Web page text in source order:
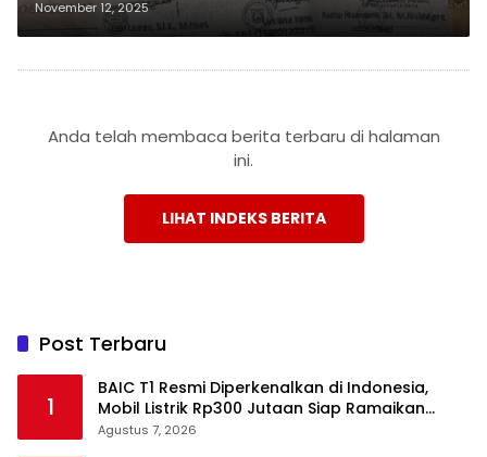
Ini Penjelasan dan Dampaknya
bagi Warga
November 12, 2025
Anda telah membaca berita terbaru di halaman
ini.
LIHAT INDEKS BERITA
Post Terbaru
1
BAIC T1 Resmi Diperkenalkan di Indonesia,
Mobil Listrik Rp300 Jutaan Siap Ramaikan
Pasar EV
Agustus 7, 2026